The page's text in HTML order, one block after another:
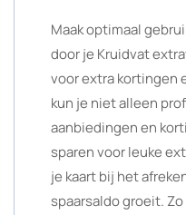
Maak optimaal
door je Kruidvat
voor extra kortingen
kun je niet alleen
aanbiedingen en
sparen voor leuke
je kaart bij het
spaarsaldo groeit.